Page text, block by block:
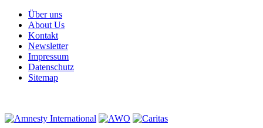
Über uns
About Us
Kontakt
Newsletter
Impressum
Datenschutz
Sitemap